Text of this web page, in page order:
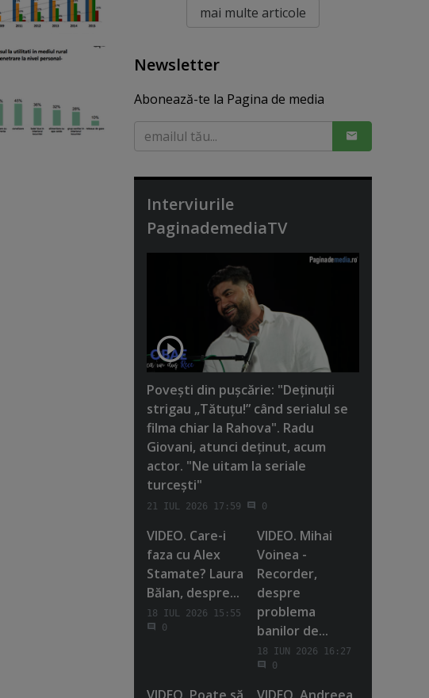
mai multe articole
Newsletter
Abonează-te la Pagina de media
Interviurile
PaginademediaTV
Poveşti din puşcărie: "Deţinuţii
strigau „Tătuţu!” când serialul se
filma chiar la Rahova". Radu
Giovani, atunci deţinut, acum
actor. "Ne uitam la seriale
turceşti"
21 IUL 2026 17:59 0
VIDEO. Care-i
faza cu Alex
Stamate? Laura
Bălan, despre...
18 IUL 2026 15:55
0
VIDEO. Mihai
Voinea -
Recorder,
despre
problema
banilor de...
18 IUN 2026 16:27
0